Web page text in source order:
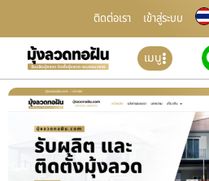
ติดต่อเรา เข้าสู่ระบบ
เมนู